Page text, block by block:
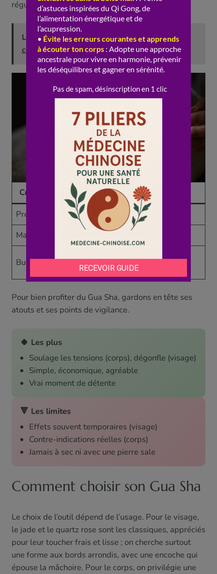
régularité et la douceur, pas l’acharnement.
Lire aussi : Tuina et troubles digestifs :
comment ça fonctionne ?
Critère Corps
Pression
Ferme
Très douce
Marques
« Sha » normal
But
circulation
mine
Pour bien profiter du Gua Sha, gardons en tête ses
atouts et ses points de vigilance.
🍀 Les plus
Soulage les tensions (corps), dégonfle (visage)
Simple, économique, agréable
Vrai moment de détente
🔻 Les limites
Effets souvent temporaires (visage)
Contre-indications réelles (corps)
Jamais à sec ni avec une pierre sale
Comment choisir son Gua Sha
Le choix de l’outil dépend de l’usage. Pour le visage,
le jade et le quartz rose sont les classiques, appréciés
pour leur toucher frais et lisse ; on cherche surtout
une forme aux bords arrondis, avec une encoche qui
épouse la mâchoire. Pour le corps, on privilégie une